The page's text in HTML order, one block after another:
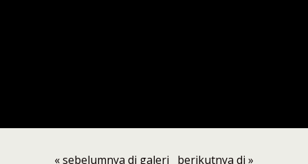
« sebelumnya di galeri berikutnya di »